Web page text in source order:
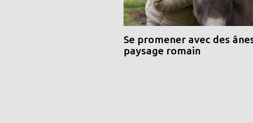
Se promener avec des
paysage romain